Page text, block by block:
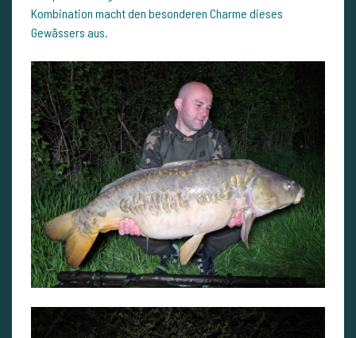
Kombination macht den besonderen Charme dieses
Gewässers aus.